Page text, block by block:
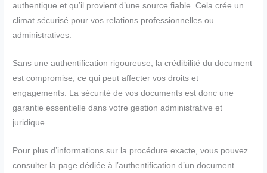
authentique et qu’il provient d’une source fiable. Cela crée un
climat sécurisé pour vos relations professionnelles ou
administratives.
Sans une authentification rigoureuse, la crédibilité du document
est compromise, ce qui peut affecter vos droits et
engagements. La sécurité de vos documents est donc une
garantie essentielle dans votre gestion administrative et
juridique.
Pour plus d’informations sur la procédure exacte, vous pouvez
consulter la page dédiée à l’authentification d’un document